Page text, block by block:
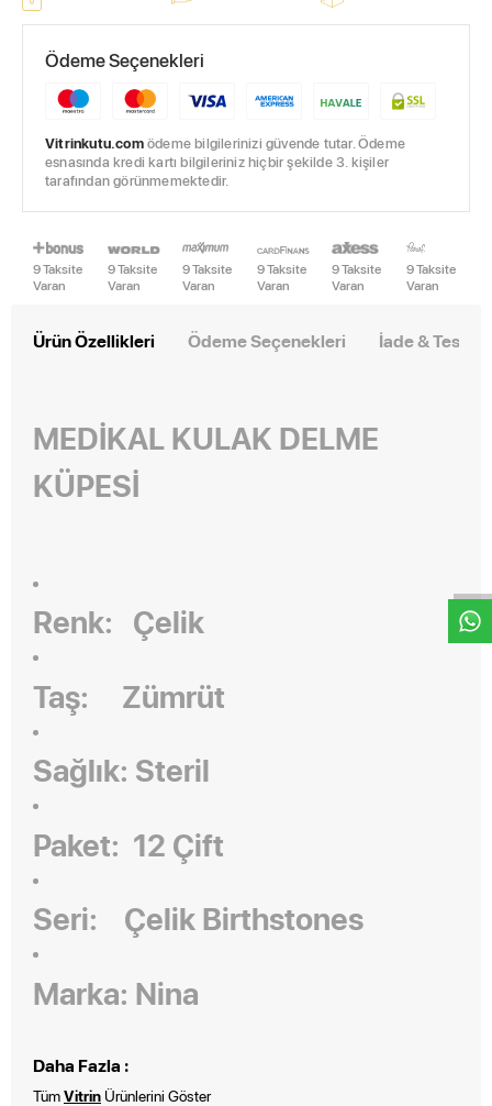
Ödeme Seçenekleri
Vitrinkutu.comödeme bilgilerinizi güvende tutar. Ödeme
esnasında kredi kartı bilgileriniz hiçbir şekilde 3. kişiler
tarafından görünmemektedir.
9 Taksite
Varan
9 Taksite
Varan
9 Taksite
Varan
9 Taksite
Varan
9 Taksite
Varan
9 Taksite
Varan
Ürün Özellikleri Ödeme Seçenekleri İade &
MEDİKALKULAK DELME
KÜPESİ
Renk: Çelik
Taş: Zümrüt
Sağlık: Steril
Paket: 12 Çift
Seri: Çelik Birthstones
Marka: Nina
Daha Fazla :
TümVitrin Ürünlerini Göster